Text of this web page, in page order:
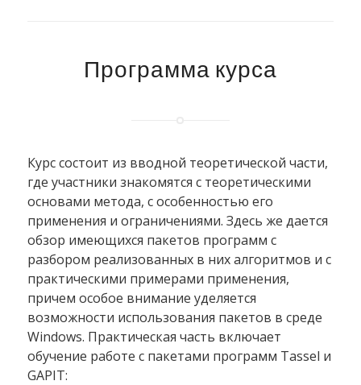
Программа курса
Курс состоит из вводной теоретической части,
где участники знакомятся с теоретическими
основами метода, с особенностью его
применения и ограничениями. Здесь же дается
обзор имеющихся пакетов программ с
разбором реализованных в них алгоритмов и с
практическими примерами применения,
причем особое внимание уделяется
возможности использования пакетов в среде
Windows. Практическая часть включает
обучение работе с пакетами программ Tassel и
GAPIT: